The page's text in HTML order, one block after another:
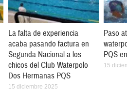
La falta de experiencia
acaba pasando factura en
Segunda Nacional a los
chicos del Club Waterpolo
Dos Hermanas PQS
15 diciembre 2025
Paso
PQS
15